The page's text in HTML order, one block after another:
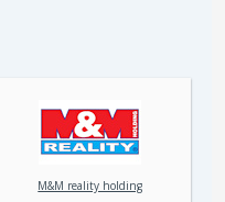
M&M reality holding